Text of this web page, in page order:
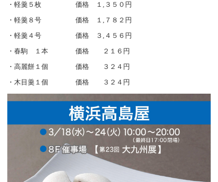
・軽羹５枚 価格 １,３５０円
・軽羹８号 価格 １,７８２円
・軽羹４号 価格 ３,４５６円
・春駒 １本 価格 ２１６円
・高麗餅１個 価格 ３２４円
・木目羹１個 価格 ３２４円